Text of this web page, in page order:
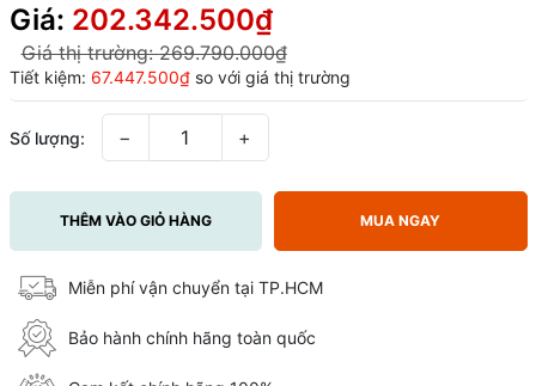
Giá: 202.342.500₫
Giá thị trường:269.790.000₫
Tiết kiệm: 67.447.500₫so với giá thị trường
Số lượng: − +
THÊM VÀO GIỎ HÀNG MUA NGAY
Miễn phí vận chuyển tại TP.HCM
Bảo hành chính hãng toàn quốc